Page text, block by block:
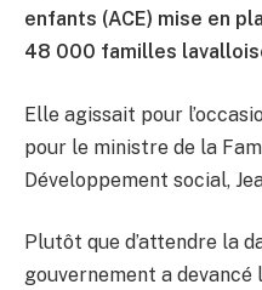
enfants (ACE) mise en
48 000 familles
Elle agissait pour
pour le ministre de la
Développement social,
Plutôt que d’attendre la
gouvernement a devancé